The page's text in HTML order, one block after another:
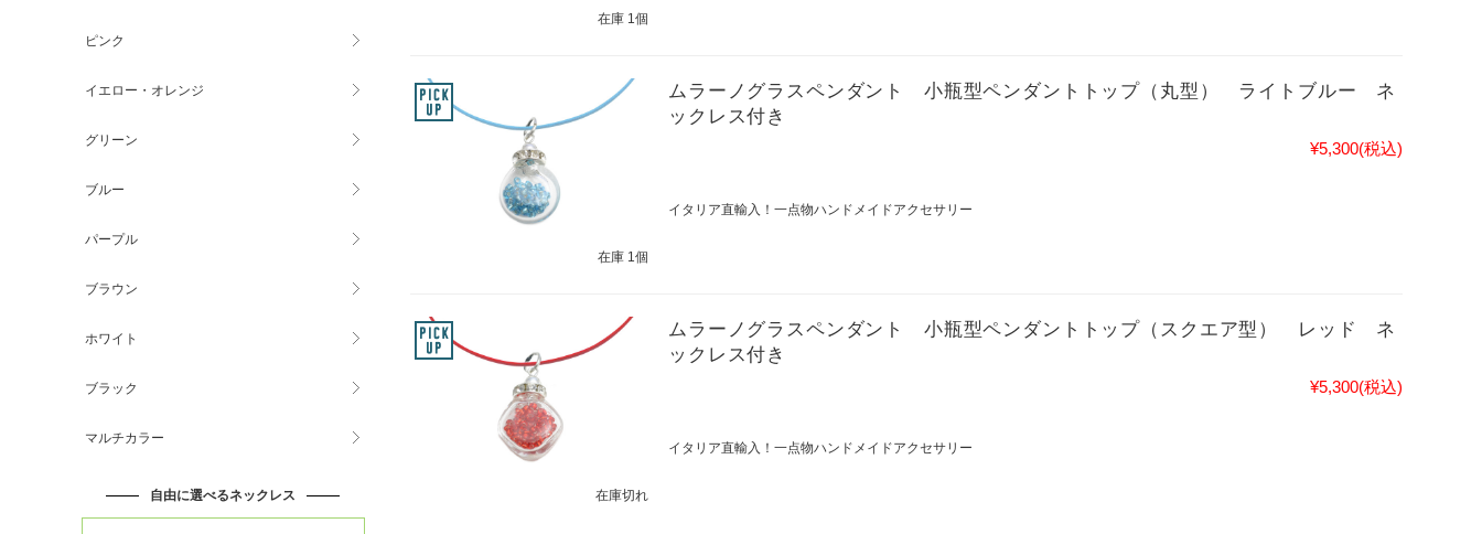
在庫 1個
在庫 1個
ムラーノグラスペンダント 小瓶型ペンダントトップ（丸型） ライトブルー ネ
ックレス付き
¥5,300(税込)
イタリア直輸入！一点物ハンドメイドアクセサリー
在庫切れ
ムラーノグラスペンダント 小瓶型ペンダントトップ（スクエア型） レッド ネ
ックレス付き
¥5,300(税込)
イタリア直輸入！一点物ハンドメイドアクセサリー
ピンク
イエロー・オレンジ
グリーン
ブルー
パープル
ブラウン
ホワイト
ブラック
マルチカラー
自由に選べるネックレス